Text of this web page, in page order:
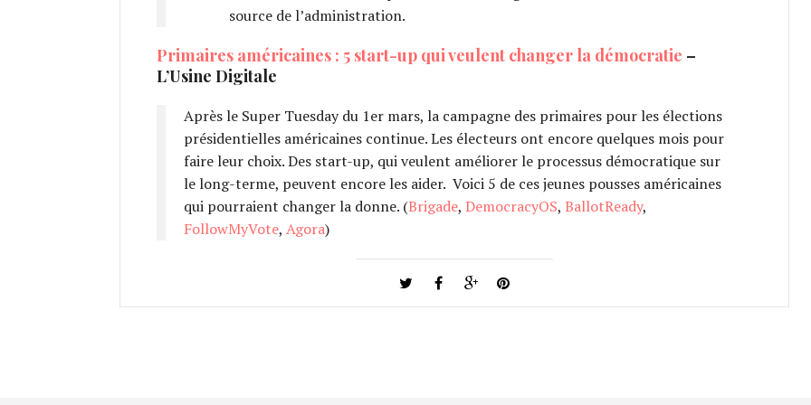
source de l’administration.
Primaires américaines : 5 start-up qui veulent changer la démocratie –
L’Usine Digitale
Après le Super Tuesday du 1er mars, la campagne des primaires pour les élections
présidentielles américaines continue. Les électeurs ont encore quelques mois pour
faire leur choix. Des start-up, qui veulent améliorer le processus démocratique sur
le long-terme, peuvent encore les aider. Voici 5 de ces jeunes pousses américaines
qui pourraient changer la donne. (Brigade, DemocracyOS, BallotReady,
FollowMyVote, Agora)